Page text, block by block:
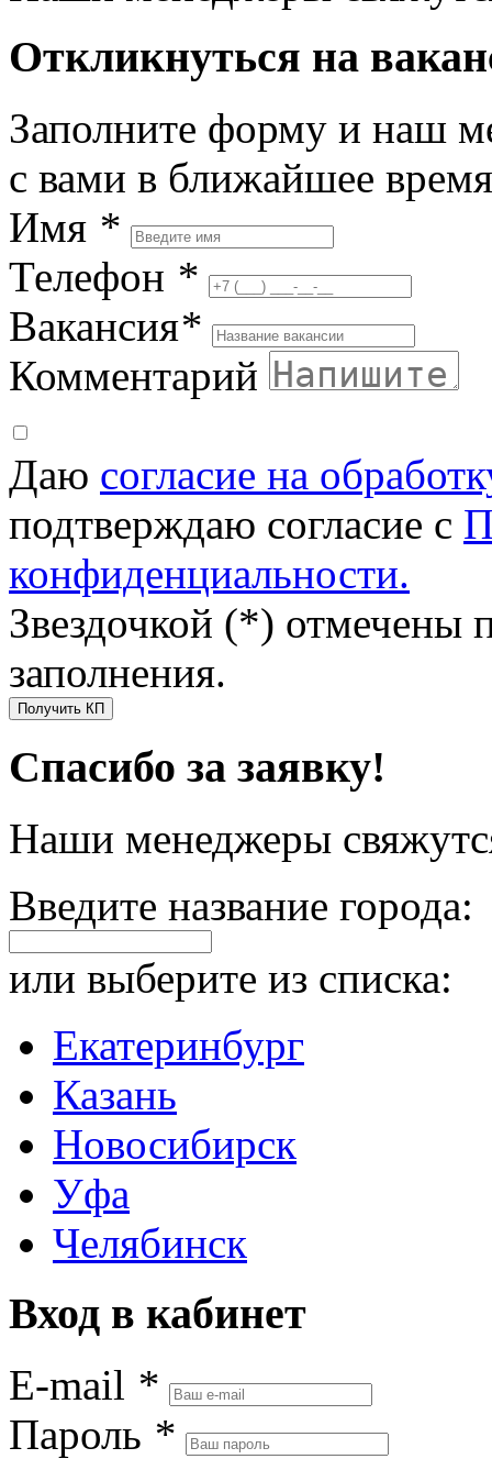
Откликнуться на
Заполните форму и наш
с вами в ближайшее время
Имя *
Телефон *
Вакансия*
Комментарий
Даю согласие на
подтверждаю согласие с
конфиденциальности.
Звездочкой (*) отмечены
заполнения.
Получить КП
Спасибо за заявку!
Наши менеджеры
Введите название города:
или выберите из списка:
Екатеринбург
Казань
Новосибирск
Уфа
Челябинск
Вход в кабинет
E-mail *
Пароль *